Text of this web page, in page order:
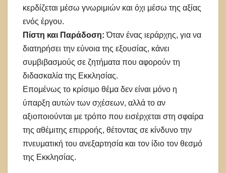
κερδίζεται μέσω γνωριμιών και όχι μέσω της αξίας
ενός έργου.
Πίστη και Παράδοση: Όταν ένας ιεράρχης, για να
διατηρήσει την εύνοια της εξουσίας, κάνει
συμβιβασμούς σε ζητήματα που αφορούν τη
διδασκαλία της Εκκλησίας.
Επομένως το κρίσιμο θέμα δεν είναι μόνο η
ύπαρξη αυτών των σχέσεων, αλλά το αν
αξιοποιούνται με τρόπο που εισέρχεται στη σφαίρα
της αθέμιτης επιρροής, θέτοντας σε κίνδυνο την
πνευματική του ανεξαρτησία και τον ίδιο τον θεσμό
της Εκκλησίας.